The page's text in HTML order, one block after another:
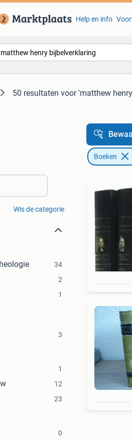
Help en info
50 resultaten voor 'matthew
Wis de categorie
34
2
1
3
1
12
23
0
Boeken